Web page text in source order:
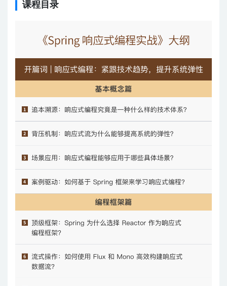
课程目录